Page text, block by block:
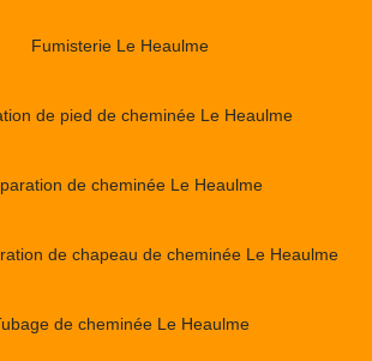
Fumisterie Le Heaulme
de pied de cheminée Le Heaulme
de cheminée Le Heaulme
de chapeau de cheminée Le Heaulme
de cheminée Le Heaulme